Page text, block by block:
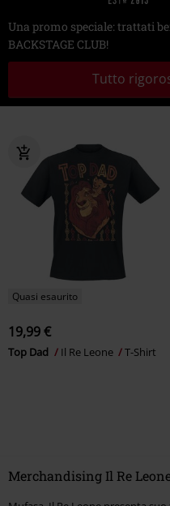
Una promo speciale: trattati
BACKSTAGE CLUB!
Tutto
Quasi esaurito
19,99 €
Top Dad Il Re Leone T-Shirt
Merchandising Il Re